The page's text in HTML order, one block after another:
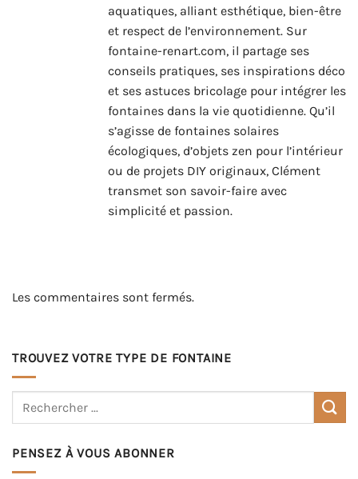
aquatiques, alliant esthétique, bien-être
et respect de l’environnement. Sur
fontaine-renart.com, il partage ses
conseils pratiques, ses inspirations déco
et ses astuces bricolage pour intégrer les
fontaines dans la vie quotidienne. Qu’il
s’agisse de fontaines solaires
écologiques, d’objets zen pour l’intérieur
ou de projets DIY originaux, Clément
transmet son savoir-faire avec
simplicité et passion.
Les commentaires sont fermés.
TROUVEZ VOTRE TYPE DE FONTAINE
PENSEZ À VOUS ABONNER